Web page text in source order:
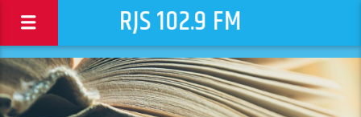
RJS 102.9 FM